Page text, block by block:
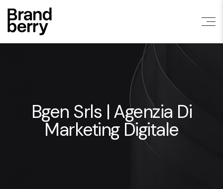
Bgen Srls | Agenzia Di
Marketing Digitale